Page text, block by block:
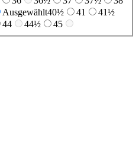
Ausgewählt40½ 41
41½
44 44½
45